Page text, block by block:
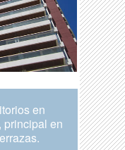
en
principal en